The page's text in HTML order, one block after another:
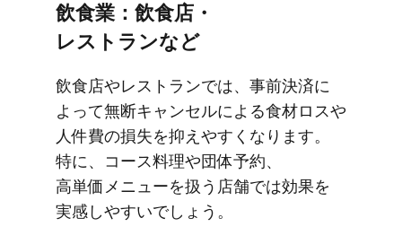
飲​食業：飲食店・
レストランなど
飲食店や​レストランでは、​事前決済に​
よって​無断キャンセルに​よる​食材​ロスや​
人件費の​損失を​抑えやすくなります。​
特に、​コース料理や団体予約、​
高単価メニューを​扱う​店舗では​効果を​
実感しやすいでしょう。